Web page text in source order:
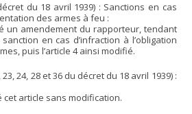
du 18 avril 1939) : Sanctions en cas
des armes à feu :
un amendement du rapporteur, tendant
en cas d’infraction à l’obligation
puis l’article 4 ainsi modifié.
24, 28 et 36 du décret du 18 avril 1939) :
cet article sans modification.